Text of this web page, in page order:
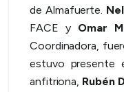
de Almafuerte.
FACE y Omar
Coordinadora,
estuvo presente
anfitriona, Rubén